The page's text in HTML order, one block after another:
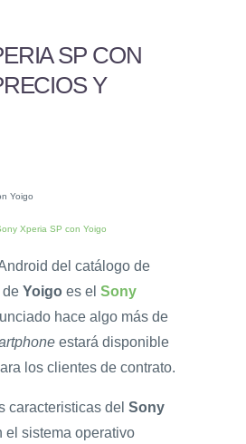
SP CON
Y
del catálogo de
de Yoigo es el Sony
hace algo más de
estará disponible
los clientes de contrato.
caracteristicas del Sony
el sistema operativo